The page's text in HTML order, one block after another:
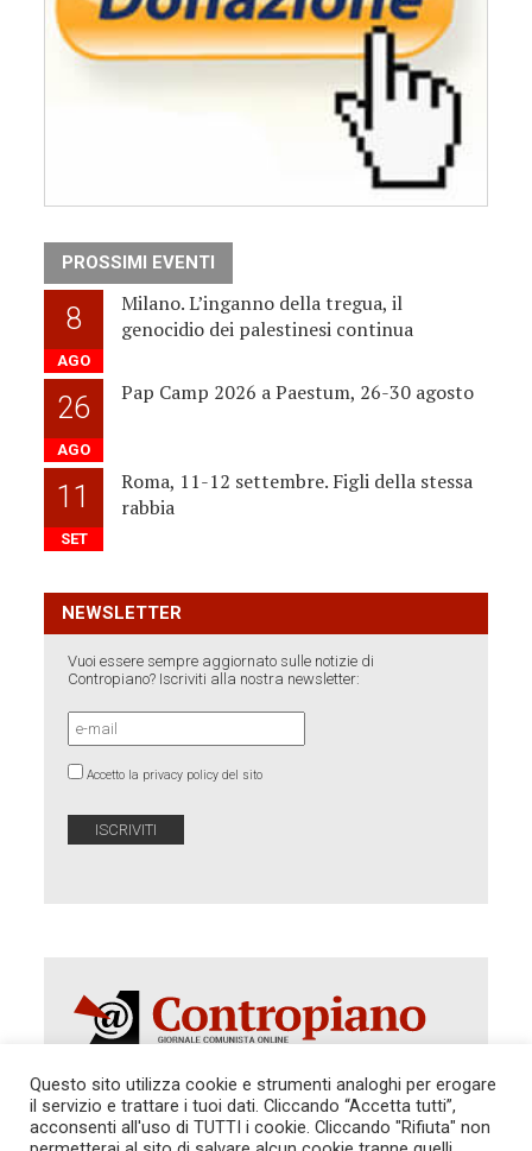
PROSSIMI EVENTI
8
AGO
Milano. L’inganno della tregua, il
genocidio dei palestinesi continua
26
AGO
Pap Camp 2026 a Paestum, 26-30 agosto
11
SET
Roma, 11-12 settembre. Figli della stessa
rabbia
NEWSLETTER
Vuoi essere sempre aggiornato sulle notizie di
Contropiano? Iscriviti alla nostra newsletter:
Accetto la privacy policy del sito
Autorizzazione del Tribunale di Roma 286 del 31
dicembre 2014. Direttore Responsabile: Sergio
Questo sito utilizza cookie e strumenti analoghi per erogare
il servizio e trattare i tuoi dati. Cliccando “Accetta tutti”,
acconsenti all'uso di TUTTI i cookie. Cliccando "Rifiuta" non